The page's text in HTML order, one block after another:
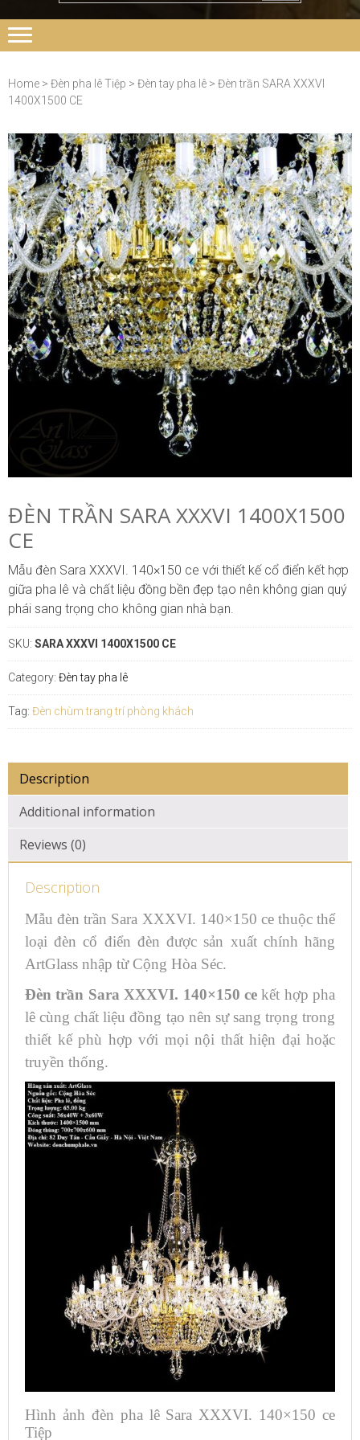
Home > Đèn pha lê Tiệp > Đèn tay pha lê > Đèn trần SARA XXXVI
1400X1500 CE
ĐÈN TRẦN SARA XXXVI 1400X1500
CE
Mẫu đèn Sara XXXVI. 140×150 ce với thiết kế cổ điển kết hợp
giữa pha lê và chất liệu đồng bền đẹp tạo nên không gian quý
phái sang trọng cho không gian nhà bạn.
SKU: SARA XXXVI 1400X1500 CE
Category: Đèn tay pha lê
Tag: Đèn chùm trang trí phòng khách
Description
Additional information
Reviews (0)
Description
Mẫu đèn trần Sara XXXVI. 140×150 ce thuộc thể
loại đèn cổ điển đèn được sản xuất chính hãng
ArtGlass nhập từ Cộng Hòa Séc.
Đèn trần Sara XXXVI. 140×150 cekết hợp pha
lê cùng chất liệu đồng tạo nên sự sang trọng trong
thiết kế phù hợp với mọi nội thất hiện đại hoặc
truyền thống.
Hình ảnh đèn pha lê Sara XXXVI. 140×150 ce
Tiệp